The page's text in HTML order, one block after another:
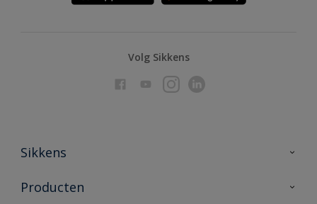
Volg Sikkens
Sikkens
Over Sikkens
Producten